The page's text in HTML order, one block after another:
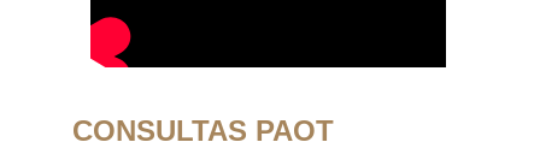
CONSULTAS PAOT